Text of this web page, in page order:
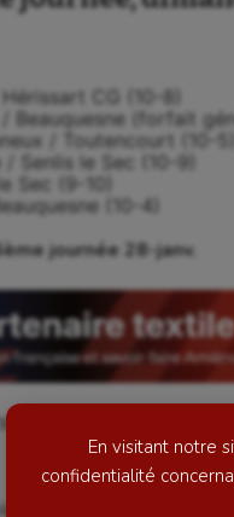
En visitant notre
confidentialité
Danse
Flag football
CG (10-8)
Beauquesne (forfait
/ Toutencourt (10-5)
/ Senlis le Sec (10-9)
Sec (9-10)
(10-4)
journée 28-janv.